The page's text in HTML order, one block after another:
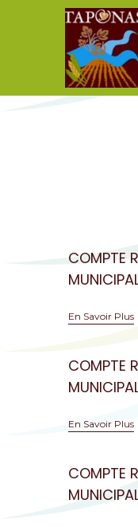
COMPTE
En Savoir Plus
COMPTE
En Savoir Plus
COMPTE